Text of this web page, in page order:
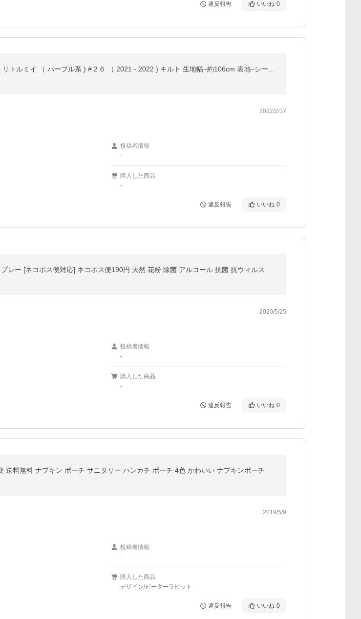
違反報告 いいね 0
2022/2/17
投稿者情報
-
購入した商品
-
違反報告 いいね 0
レー [ネコポス便対応] ネコポス便190円 天然 花粉 除菌 アルコール 抗菌 抗ウィルス
2020/5/25
投稿者情報
-
購入した商品
-
違反報告 いいね 0
料無料 ナプキン ポーチ サニタリー ハンカチ ポーチ 4色 かわいい ナプキンポーチ
2019/5/9
投稿者情報
-
購入した商品
デザイン/ピーターラビット
違反報告 いいね 0